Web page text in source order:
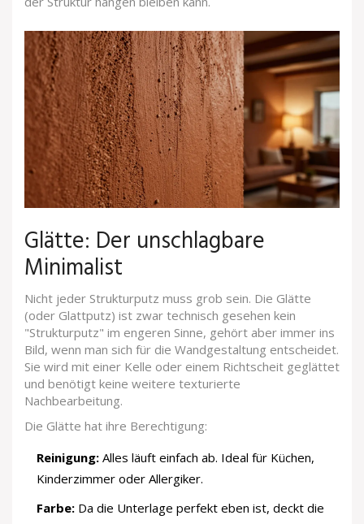
Glätte: Der unschlagbare
Minimalist
Nicht jeder Strukturputz muss grob sein. Die Glätte
(oder Glattputz) ist zwar technisch gesehen kein
"Strukturputz" im engeren Sinne, gehört aber immer ins
Bild, wenn man sich für die Wandgestaltung entscheidet.
Sie wird mit einer Kelle oder einem Richtscheit geglättet
und benötigt keine weitere texturierte
Nachbearbeitung.
Die Glätte hat ihre Berechtigung:
Reinigung: Alles läuft einfach ab. Ideal für Küchen,
Kinderzimmer oder Allergiker.
Farbe: Da die Unterlage perfekt eben ist, deckt die